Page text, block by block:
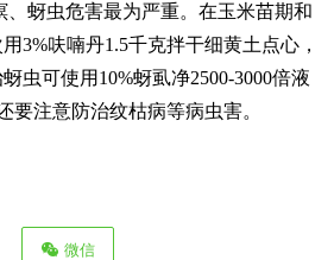
蚜虫危害最为严重。在玉米苗期和
3%呋喃丹1.5千克拌干细黄土点心，
虫可使用10%蚜虱净2500-3000倍液
要注意防治纹枯病等病虫害。
微信